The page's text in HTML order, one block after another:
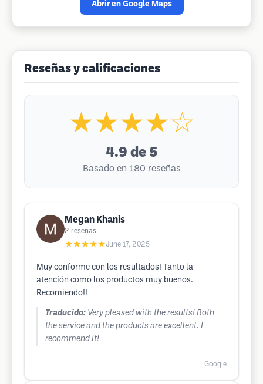
Abrir en Google Maps
Reseñas y calificaciones
★★★★☆
4.9 de 5
Basado en 180 reseñas
Megan Khanis
2 reseñas
★★★★★June 17, 2025
Muy conforme con los resultados! Tanto la
atención como los productos muy buenos.
Recomiendo!!
Traducido: Very pleased with the results! Both
the service and the products are excellent. I
recommend it!
Google